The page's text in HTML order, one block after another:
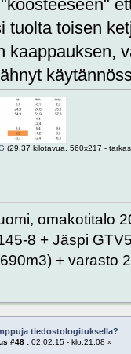
tuolta toisen
kaappauksen,
(29.37 kilotavua, 560x217 -
omakotitalo
8 + Jäspi
+ varasto
tiedostologituksella?
#48 :02.02.15 - klo:21:08 »